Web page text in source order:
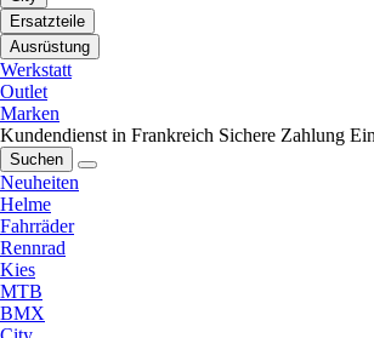
Ersatzteile
Ausrüstung
Werkstatt
Outlet
Marken
Kundendienst in Frankreich Sichere Zahlung
Suchen
Neuheiten
Helme
Fahrräder
Rennrad
Kies
MTB
BMX